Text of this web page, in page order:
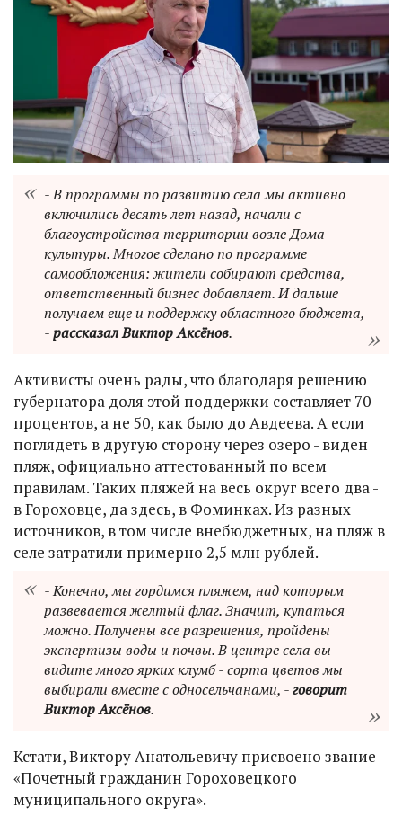
- В программы по развитию села мы активно
включились десять лет назад, начали с
благоустройства территории возле Дома
культуры. Многое сделано по программе
самообложения: жители собирают средства,
ответственный бизнес добавляет. И дальше
получаем еще и поддержку областного бюджета,
-рассказал Виктор Аксёнов.
Активисты очень рады, что благодаря решению
губернатора доля этой поддержки составляет 70
процентов, а не 50, как было до Авдеева. А если
поглядеть в другую сторону через озеро - виден
пляж, официально аттестованный по всем
правилам. Таких пляжей на весь округ всего два -
в Гороховце, да здесь, в Фоминках. Из разных
источников, в том числе внебюджетных, на пляж в
селе затратили примерно 2,5 млн рублей.
- Конечно, мы гордимся пляжем, над которым
развевается желтый флаг. Значит, купаться
можно. Получены все разрешения, пройдены
экспертизы воды и почвы. В центре села вы
видите много ярких клумб - сорта цветов мы
выбирали вместе с односельчанами, -говорит
Виктор Аксёнов.
Кстати, Виктору Анатольевичу присвоено звание
«Почетный гражданин Гороховецкого
муниципального округа».